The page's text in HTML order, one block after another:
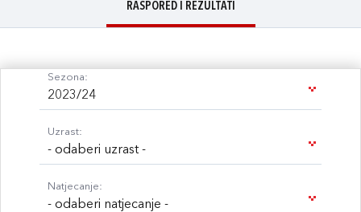
RASPORED I REZULTATI
Sezona:
2023/24
Uzrast:
- odaberi uzrast -
Natjecanje:
- odaberi natjecanje -